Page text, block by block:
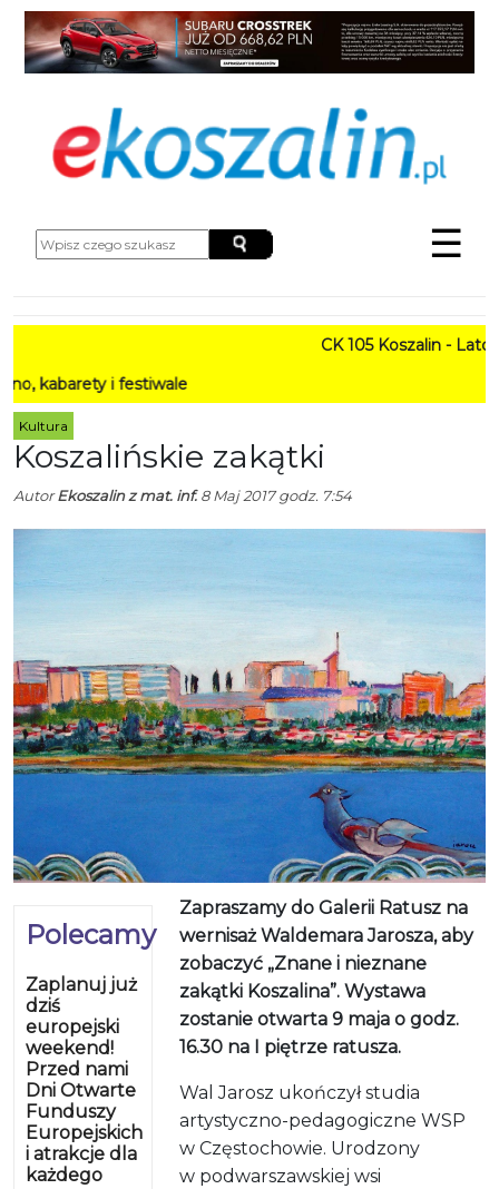
☰
CK 105 Koszalin - Lato w
i festiwale
Kultura
Koszalińskie zakątki
AutorEkoszalin z mat. inf.8 Maj 2017 godz. 7:54
Polecamy
Zaplanuj już
dziś
europejski
weekend!
Przed nami
Dni Otwarte
Funduszy
Europejskich
i atrakcje dla
każdego
Zapraszamy do Galerii Ratusz na
wernisaż Waldemara Jarosza, aby
zobaczyć „Znane i nieznane
zakątki Koszalina”. Wystawa
zostanie otwarta 9 maja o godz.
16.30 na I piętrze ratusza.
Wal Jarosz ukończył studia
artystyczno-pedagogiczne WSP
w Częstochowie. Urodzony
w podwarszawskiej wsi